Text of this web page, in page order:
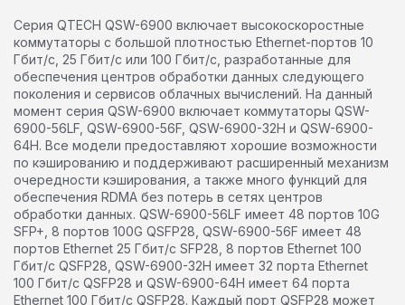
Серия QTECH QSW-6900 включает высокоскоростные
коммутаторы с большой плотностью Ethernet-портов 10
Гбит/с, 25 Гбит/с или 100 Гбит/с, разработанные для
обеспечения центров обработки данных следующего
поколения и сервисов облачных вычислений. На данный
момент серия QSW-6900 включает коммутаторы QSW-
6900-56LF, QSW-6900-56F, QSW-6900-32H и QSW-6900-
64H. Все модели предоставляют хорошие возможности
по кэшированию и поддерживают расширенный механизм
очередности кэширования, а также много функций для
обеспечения RDMA без потерь в сетях центров
обработки данных. QSW-6900-56LF имеет 48 портов 10G
SFP+, 8 портов 100G QSFP28, QSW-6900-56F имеет 48
портов Ethernet 25 Гбит/с SFP28, 8 портов Ethernet 100
Гбит/с QSFP28, QSW-6900-32H имеет 32 порта Ethernet
100 Гбит/с QSFP28 и QSW-6900-64H имеет 64 порта
Ethernet 100 Гбит/с QSFP28. Каждый порт QSFP28 может